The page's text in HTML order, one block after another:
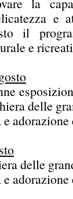
e
il
e
delle
e
delle
e